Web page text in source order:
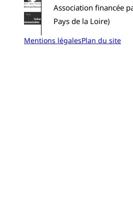
Association financée
Pays de la Loire)
Mentions légalesPlan du site